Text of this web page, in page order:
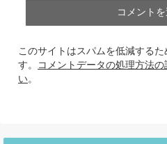
このサイトはスパムを低減する
す。
コメントデータの処理方法
い。